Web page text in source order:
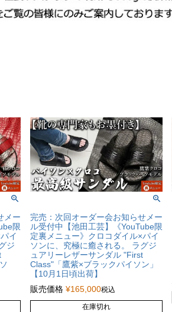
メー
限
イ
ジ
完売：次回オーダー会お知らせメー
ル受付中【池田工芸】《YouTube限
定裏メニュー》クロコダイル×パイ
ソンに、究極に癒される。 ラグジ
ュアリーレザーサンダル "First
Class"「鷹紫×ブラックパイソン」
【10月1日頃出荷】
販売価格 ¥165,000税込
在庫切れ